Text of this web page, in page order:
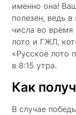
именно она!
полезен, ведь
числа во
лото и ГЖЛ,
«Русское лото
в 8:15 утра.
Как
В случае